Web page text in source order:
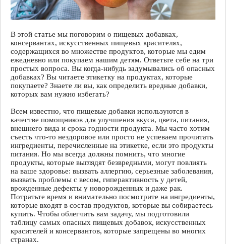
В этой статье мы поговорим о пищевых добавках,
консервантах, искусственных пищевых красителях,
содержащихся во множестве продуктов, которые мы едим
ежедневно или покупаем нашим детям. Ответьте себе на три
простых вопроса. Вы когда-нибудь задумывались об опасных
добавках? Вы читаете этикетку на продуктах, которые
покупаете? Знаете ли вы, как определить вредные добавки,
которых вам нужно избегать?
Всем известно, что пищевые добавки используются в
качестве помощников для улучшения вкуса, цвета, питания,
внешнего вида и срока годности продукта. Мы часто хотим
съесть что-то нездоровое или просто не успеваем прочитать
ингредиенты, перечисленные на этикетке, если это продукты
питания. Но мы всегда должны помнить, что многие
продукты, которые выглядят безвредными, могут повлиять
на ваше здоровье: вызвать аллергию, серьезные заболевания,
вызвать проблемы с весом, гиперактивность у детей,
врожденные дефекты у новорожденных и даже рак.
Потратьте время и внимательно посмотрите на ингредиенты,
которые входят в состав продуктов, которые вы собираетесь
купить. Чтобы облегчить вам задачу, мы подготовили
таблицу самых опасных пищевых добавок, искусственных
красителей и консервантов, которые запрещены во многих
странах.